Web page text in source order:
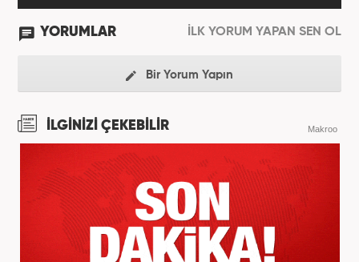
YORUMLAR İLK YORUM YAPAN SEN OL
Bir Yorum Yapın
İLGİNİZİ ÇEKEBİLİR Makroo